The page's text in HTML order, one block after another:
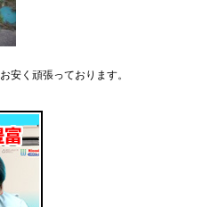
安く頑張っております。